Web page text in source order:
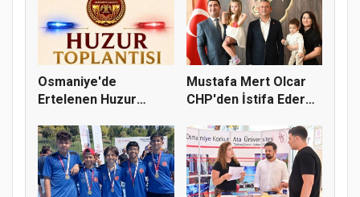
Osmaniye'de
Ertelenen Huzur
Mustafa Mert Olcar
CHP'den İstifa Ederek